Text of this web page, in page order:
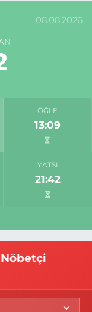
08.08.2026
ÖĞLE
13:09
YATSI
21:42